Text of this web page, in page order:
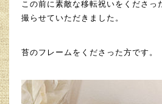
この前に素敵な移転祝いをくださっ
撮らせていただきました。
苔のフレームをくださった方です。